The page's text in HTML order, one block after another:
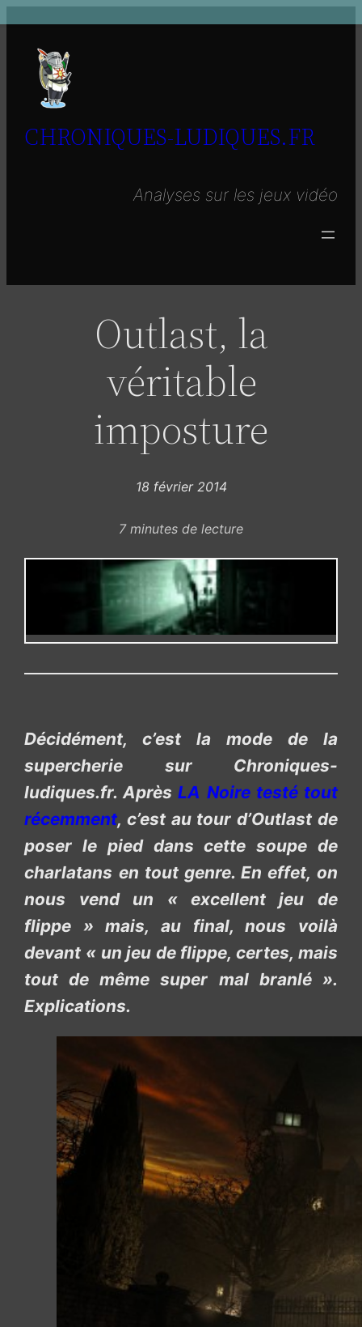
Aller
contenu
CHRONIQUES-LUDIQUES.FR
Analyses sur les jeux vidéo
Outlast, la
véritable
imposture
18 février 2014
7minutes de lecture
Décidément, c’est la mode de la
supercherie sur Chroniques-
ludiques.fr. AprèsLA Noire testé tout
récemment, c’est au tour d’Outlast de
poser le pied dans cette soupe de
charlatans en tout genre. En effet, on
nous vend un « excellent jeu de
flippe » mais, au final, nous voilà
devant « un jeu de flippe, certes, mais
tout de même super mal branlé ».
Explications.